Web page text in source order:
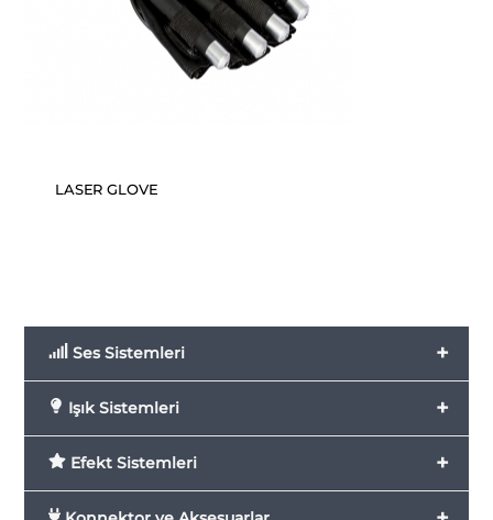
LASER GLOVE
+
Ses Sistemleri
+
Işık Sistemleri
+
Efekt Sistemleri